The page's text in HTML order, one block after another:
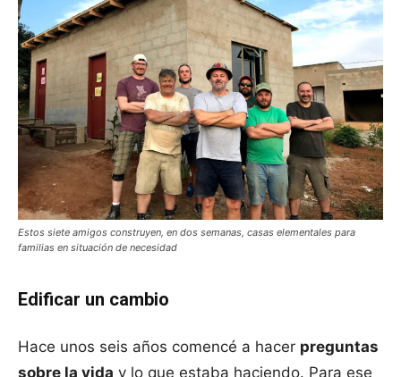
Estos siete amigos construyen, en dos semanas, casas elementales para
familias en situación de necesidad
Edificar un cambio
Hace unos seis años comencé a hacer preguntas
sobre la vida y lo que estaba haciendo. Para ese